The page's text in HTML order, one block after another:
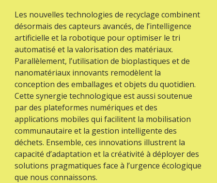
Les nouvelles technologies de recyclage combinent
désormais des capteurs avancés, de l’intelligence
artificielle et la robotique pour optimiser le tri
automatisé et la valorisation des matériaux.
Parallèlement, l’utilisation de bioplastiques et de
nanomatériaux innovants remodèlent la
conception des emballages et objets du quotidien.
Cette synergie technologique est aussi soutenue
par des plateformes numériques et des
applications mobiles qui facilitent la mobilisation
communautaire et la gestion intelligente des
déchets. Ensemble, ces innovations illustrent la
capacité d’adaptation et la créativité à déployer des
solutions pragmatiques face à l’urgence écologique
que nous connaissons.